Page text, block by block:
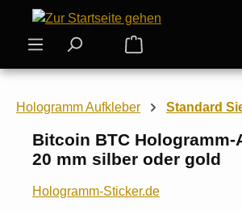
Zum Hauptinhalt springen
Warenkorb
Hologramm Aufkleber Standard
Bitcoin BTC Hologramm-
20 mm silber oder gold
Hologramm-Sticker.de